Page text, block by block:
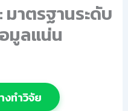
าตรฐานระดับ
มูลแน่น
ทำวิจัย